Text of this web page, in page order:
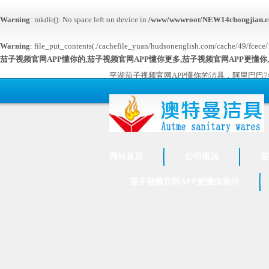
Warning: mkdir(): No space left on device in/www/wwwroot/
Warning: file_put_contents(./cachefile_yuan/hudsonenglish.com/cache/49/
茄子视频官网APP懂你的,茄子视频官网APP懂你更多,茄子视频官网APP更懂
平湖茄子视频官网APP懂你的洁具，阿里巴巴